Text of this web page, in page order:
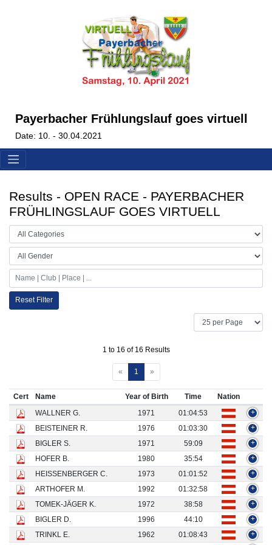
Payerbacher Frühlungslauf goes virtuell
Date: 10. - 30.04.2021
Results - OPEN RACE - PAYERBACHER
FRÜHLINGSLAUF GOES VIRTUELL
Reset Filter
1 to 16 of 16 Results
« 1 »
Cert Name Year of Birth Time
Nation
WALLNER G.
1971 01:04:53
+
BEISTEINER R.
1976 01:03:30
+
BIGLER S.
1971 59:09
+
HOFER B.
1980 35:54
+
HEISSENBERGER C.
1973 01:01:52
+
ARTHOFER M.
1992 01:32:58
+
TOMEK-JÄGER K.
1972 38:58
+
BIGLER D.
1996 44:10
+
TRINKL E.
1962 01:08:43 +